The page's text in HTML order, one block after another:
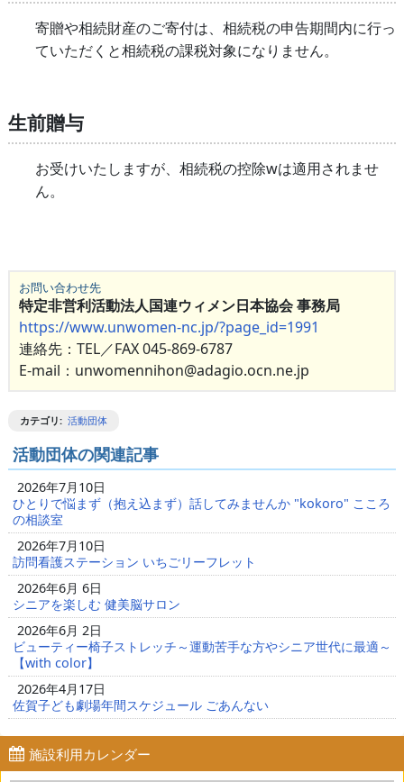
寄贈や相続財産のご寄付は、相続税の申告期間内に行っ
ていただくと相続税の課税対象になりません。
生前贈与
お受けいたしますが、相続税の控除wは適用されませ
ん。
お問い合わせ先
特定非営利活動法人国連ウィメン日本協会 事務局
https://www.unwomen-nc.jp/?page_id=1991
連絡先：TEL／FAX 045-869-6787
E-mail：unwomennihon@adagio.ocn.ne.jp
カテゴリ: 活動団体
活動団体の関連記事
2026年7月10日
ひとりで悩まず（抱え込まず）話してみませんか "kokoro" こころ
の相談室
2026年7月10日
訪問看護ステーション いちごリーフレット
2026年6月 6日
シニアを楽しむ 健美脳サロン
2026年6月 2日
ビューティー椅子ストレッチ～運動苦手な方やシニア世代に最適～
【with color】
2026年4月17日
佐賀子ども劇場年間スケジュール ごあんない
施設利用カレンダー